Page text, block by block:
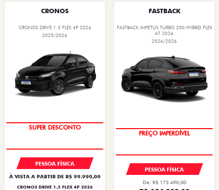
CRONOS
CRONOS DRIVE 1.3 FLEX 4P 2026
2025/2026
BÔNUS DE ATÉ R$ 14 MIL
PESSOA FÍSICA
À VISTA A PARTIR DE R$ 99.990,00
CRONOS DRIVE 1.3 FLEX 4P 2026
FASTBACK
FASTBACK IMPETUS TURBO 200 HYBRID FLEX
AT 2026
2026/2026
OPORTUNIDADE
PESSOA FÍSICA
De: R$ 173.490,00